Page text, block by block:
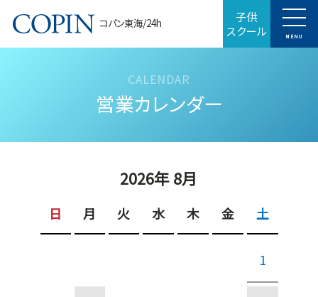
コパン東海/24h 子供
スクール MENU
営業カレンダー
2026年 8月
日 月 火 水 木 金 土
1